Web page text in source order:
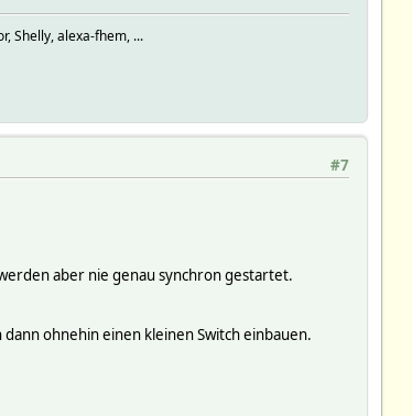
Shelly, alexa-fhem, ...
#7
aber nie genau synchron gestartet.
ohnehin einen kleinen Switch einbauen.